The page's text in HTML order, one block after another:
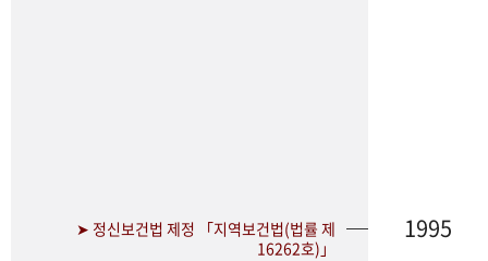
➤ 정신보건법 제정 「지역보건법(법률 제
16262호)」
1995